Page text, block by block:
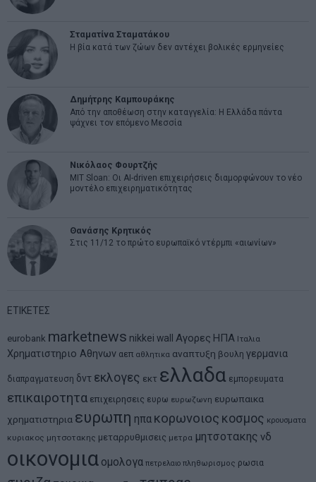
Σταματίνα Σταματάκου
Η βία κατά των ζώων δεν αντέχει βολικές ερμηνείες
Δημήτρης Καμπουράκης
Από την αποθέωση στην καταγγελία: Η Ελλάδα πάντα
ψάχνει τον επόμενο Μεσσία
Νικόλαος Φουρτζής
MIT Sloan: Οι AI-driven επιχειρήσεις διαμορφώνουν το νέο
μοντέλο επιχειρηματικότητας
Θανάσης Κρητικός
Στις 11/12 το πρώτο ευρωπαϊκό ντέρμπι «αιωνίων»
ΕΤΙΚΕΤΕΣ
eurobank marketnews nikkei wall Αγορες ΗΠΑ Ιταλια
Χρηματιστηριο Αθηνων αεπ αθλητικα αναπτυξη βουλη γερμανια
διαπραγματευση δντ εκλογες εκτ ελλαδα εμπορευματα
επικαιροτητα επιχειρησεις ευρω ευρωζωνη ευρωπαικα
χρηματιστηρια ευρωπη ηπα κορωνοιος κοσμος κρουσματα
κυριακος μητσοτακης μεταρρυθμισεις μετρα μητσοτακης νδ
οικονομια ομολογα πετρελαιο πληθωρισμος ρωσια